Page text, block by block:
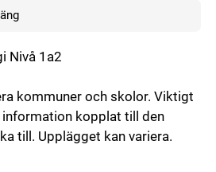
Nivå 1a2
kommuner och skolor. Viktigt
information kopplat till den
till. Upplägget kan variera.